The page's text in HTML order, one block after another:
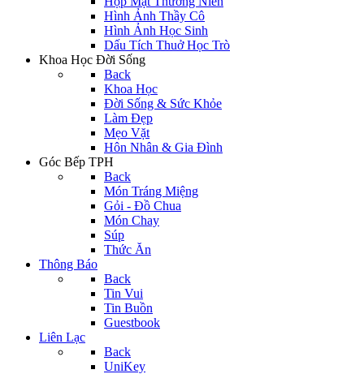
Hình Ảnh Thầy Cô
Hình Ảnh Học Sinh
Dấu Tích Thuở Học Trò
Khoa Học Đời Sống
Back
Khoa Học
Đời Sống & Sức Khỏe
Làm Đẹp
Mẹo Vặt
Hôn Nhân & Gia Đình
Góc Bếp TPH
Back
Món Tráng Miệng
Gỏi - Đồ Chua
Món Chay
Súp
Thức Ăn
Thông Báo
Back
Tin Vui
Tin Buồn
Guestbook
Liên Lạc
Back
UniKey